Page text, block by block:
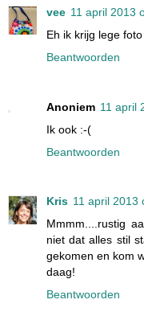
vee 11 april 2013
Eh ik krijg lege foto
Beantwoorden
Anoniem 11 april
Ik ook :-(
Beantwoorden
Kris 11 april 2013
Mmmm....rustig
niet dat alles stil
gekomen en kom
daag!
Beantwoorden